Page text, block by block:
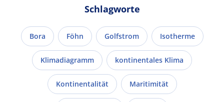
Schlagworte
Bora Föhn Golfstrom Isotherme
Klimadiagramm kontinentales Klima
Kontinentalität Maritimität